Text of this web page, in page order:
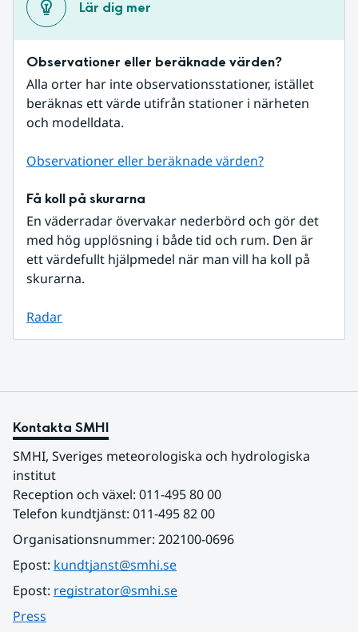
Lär dig mer
Observationer eller beräknade värden?
Alla orter har inte observationsstationer, istället
beräknas ett värde utifrån stationer i närheten
och modelldata.
Observationer eller beräknade värden?
Få koll på skurarna
En väderradar övervakar nederbörd och gör det
med hög upplösning i både tid och rum. Den är
ett värdefullt hjälpmedel när man vill ha koll på
skurarna.
Radar
Kontakta SMHI
SMHI, Sveriges meteorologiska och hydrologiska
institut
Reception och växel: 011-495 80 00
Telefon kundtjänst: 011-495 82 00
Organisationsnummer: 202100-0696
Epost: kundtjanst@smhi.se
Epost: registrator@smhi.se
Press